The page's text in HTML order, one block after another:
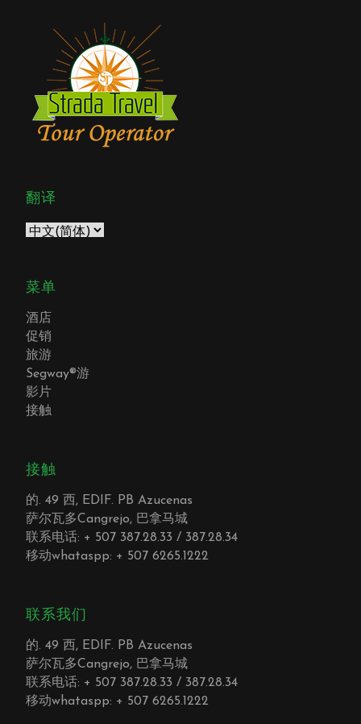
翻译
菜单
酒店
促销
旅游
Segway®游
影片
接触
接触
的. 49 西, EDIF. PB Azucenas
萨尔瓦多Cangrejo, 巴拿马城
联系电话: + 507 387.28.33 / 387.28.34
移动whataspp: + 507 6265.1222
联系我们
的. 49 西, EDIF. PB Azucenas
萨尔瓦多Cangrejo, 巴拿马城
联系电话: + 507 387.28.33 / 387.28.34
移动whataspp: + 507 6265.1222